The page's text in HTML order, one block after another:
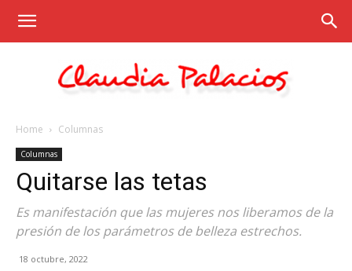
Home Columnas
Columnas
Quitarse las tetas
Es manifestación que las mujeres nos liberamos de la
presión de los parámetros de belleza estrechos.
18 octubre, 2022